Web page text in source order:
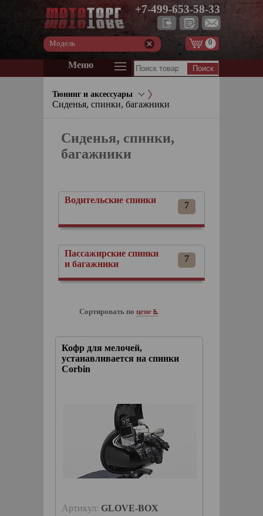
+7-499-653-58-33
Модель 0
Меню
Тюнинг и аксессуары
Сиденья, спинки, багажники
Сиденья, спинки,
багажники
Водительские спинки
7
Пассажирские спинки
и багажники
7
Сортировать по цене
Кофр для мелочей,
устанавливается на спинки
Corbin
Артикул: GLOVE-BOX